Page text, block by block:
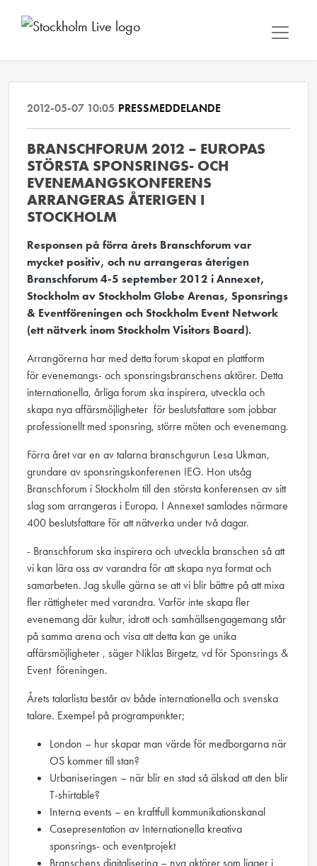
2012-05-07 10:05 PRESSMEDDELANDE
BRANSCHFORUM 2012 – EUROPAS
STÖRSTA SPONSRINGS- OCH
EVENEMANGSKONFERENS
ARRANGERAS ÅTERIGEN I
STOCKHOLM
Responsen på förra årets Branschforum var
mycket positiv, och nu arrangeras återigen
Branschforum 4-5 september 2012 i Annexet,
Stockholm av Stockholm Globe Arenas, Sponsrings
& Eventföreningen och Stockholm Event Network
(ett nätverk inom Stockholm Visitors Board).
Arrangörerna har med detta forum skapat en plattform
för evenemangs- och sponsrings­branschens aktörer. Detta
internationella, årliga forum ska inspirera, utveckla och
skapa nya affärsmöjligheter för beslutsfattare som jobbar
professionellt med sponsring, större möten och evenemang.
Förra året var en av talarna branschgurun Lesa Ukman,
grundare av sponsringskonferenen IEG. Hon utsåg
Branschforum i Stockholm till den största konferensen av sitt
slag som arrangeras i Europa. I Annexet samlades närmare
400 beslutsfattare för att nätverka under två dagar.
- Branschforum ska inspirera och utveckla branschen så att
vi kan lära oss av varandra för att skapa nya format och
samarbeten. Jag skulle gärna se att vi blir bättre på att mixa
fler rättigheter med varandra. Varför inte skapa fler
evenemang där kultur, idrott och samhällsengagemang står
på samma arena och visa att detta kan ge unika
affärsmöjligheter , säger Niklas Birgetz, vd för Sponsrings &
Event ­ föreningen.
Årets talarlista består av både internationella och svenska
talare. Exempel på programpunkter;
London – hur skapar man värde för medborgarna när
OS kommer till stan?
Urbaniseringen – när blir en stad så älskad att den blir
T-shirtable?
Interna events – en kraftfull kommunikationskanal
Casepresentation av Internationella kreativa
sponsrings- och eventprojekt
Branschens digitalisering – nya aktörer som ligger i